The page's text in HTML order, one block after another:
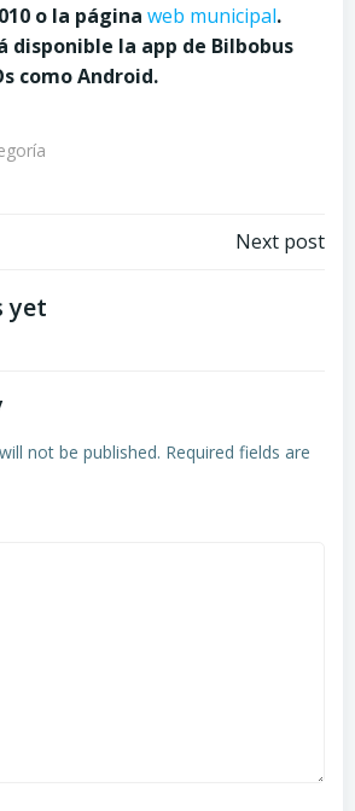
o la página web municipal.
disponible la app de Bilbobus
como Android.
Next post
yet
not be published. Required fields are